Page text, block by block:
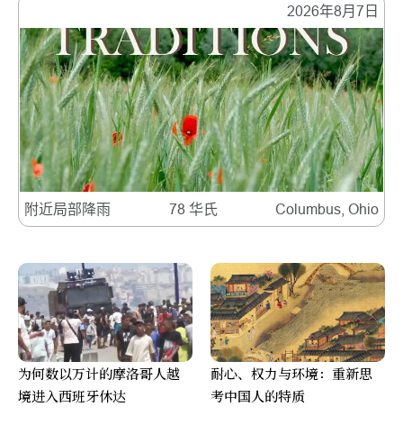
2026年8月7日
附近局部降雨 78 华氏 Columbus, Ohio
为何数以万计的摩洛哥人越
境进入西班牙休达
耐心、权力与环境：重新思
考中国人的特质